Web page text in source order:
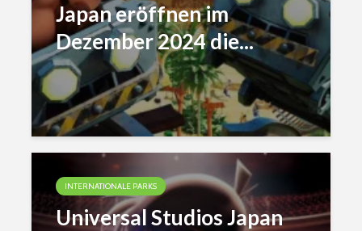
Japan eröffnen im
Dezember 2024 die...
INTERNATIONALE PARKS
Universal Studios Japan